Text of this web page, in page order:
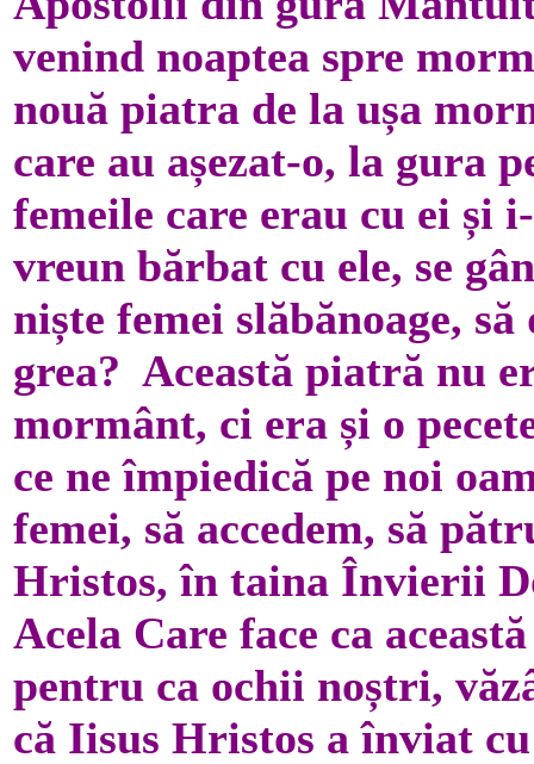
venind noaptea spre
nouă piatra de la ușa
care au așezat-o, la gura
femeile care erau cu ei și
vreun bărbat cu ele, se
niște femei slăbănoage,
grea? Această piatră nu
mormânt, ci era și o
ce ne împiedică pe noi
femei, să accedem, să
Hristos, în taina Învierii
Acela Care face ca
pentru ca ochii noștri,
că Iisus Hristos a înviat